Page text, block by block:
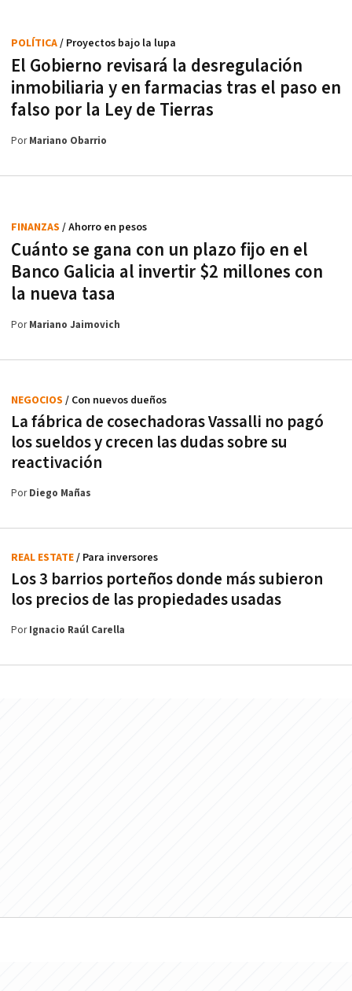
El Gobierno revisará la desregulación
inmobiliaria y en farmacias tras el paso en
falso por la Ley de Tierras
POLÍTICA/ Proyectos bajo la lupa
PorMariano Obarrio
Cuánto se gana con un plazo fijo en el
Banco Galicia al invertir $2 millones con
la nueva tasa
FINANZAS / Ahorro en pesos
PorMariano Jaimovich
La fábrica de cosechadoras Vassalli no pagó
los sueldos y crecen las dudas sobre su
reactivación
NEGOCIOS / Con nuevos dueños
PorDiego Mañas
Los 3 barrios porteños donde más subieron
los precios de las propiedades usadas
REAL ESTATE/ Para inversores
PorIgnacio Raúl Carella